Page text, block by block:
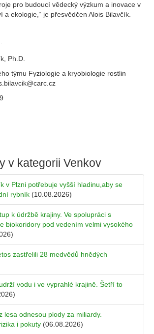
pro budoucí vědecký výzkum a inovace v
a ekologie,“ je přesvědčen Alois Bilavčík.
Ph.D.
týmu Fyziologie a kryobiologie rostlin
v kategorii Venkov
v Plzni potřebuje vyšší hladinu,aby se
rybník (10.08.2026)
k údržbě krajiny. Ve spolupráci s
biokoridory pod vedením velmi vysokého
zastřelili 28 medvědů hnědých
vodu i ve vyprahlé krajině. Šetří to
lesa odnesou plody za miliardy.
i pokuty (06.08.2026)